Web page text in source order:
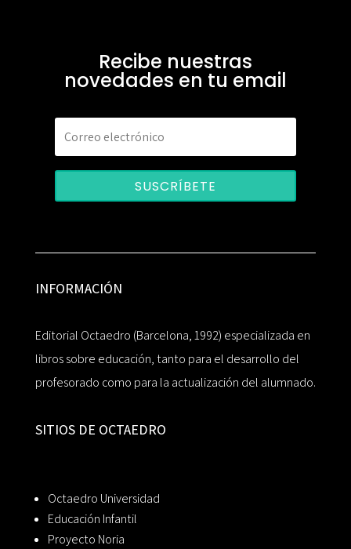
Recibe nuestras
novedades en tu email
SUSCRÍBETE
INFORMACIÓN
Editorial Octaedro (Barcelona, 1992) especializada en
libros sobre educación, tanto para el desarrollo del
profesorado como para la actualización del alumnado.
SITIOS DE OCTAEDRO
Octaedro Universidad
Educación Infantil
Proyecto Noria